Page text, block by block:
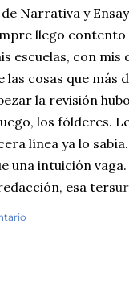
Narrativa y
llego contento
escuelas, con mis
las cosas que más
la revisión
los fólderes.
línea ya lo
una intuición vaga.
esa
cuando ha leído